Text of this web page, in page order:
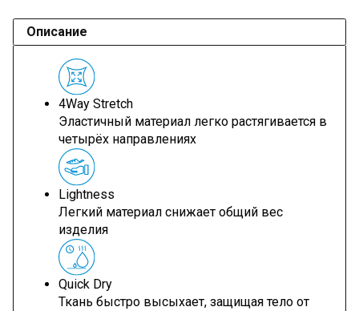
Описание
4Way Stretch
Эластичный материал легко растягивается в
четырёх направлениях
Lightness
Легкий материал снижает общий вес
изделия
Quick Dry
Ткань быстро высыхает, защищая тело от